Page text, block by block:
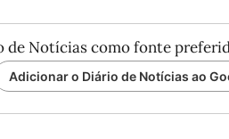
de Notícias como fonte
Adicionar o Diário de Notícias ao